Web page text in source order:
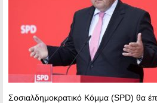
Σοσιαλδημοκρατικό Κόμμα (SPD) θα